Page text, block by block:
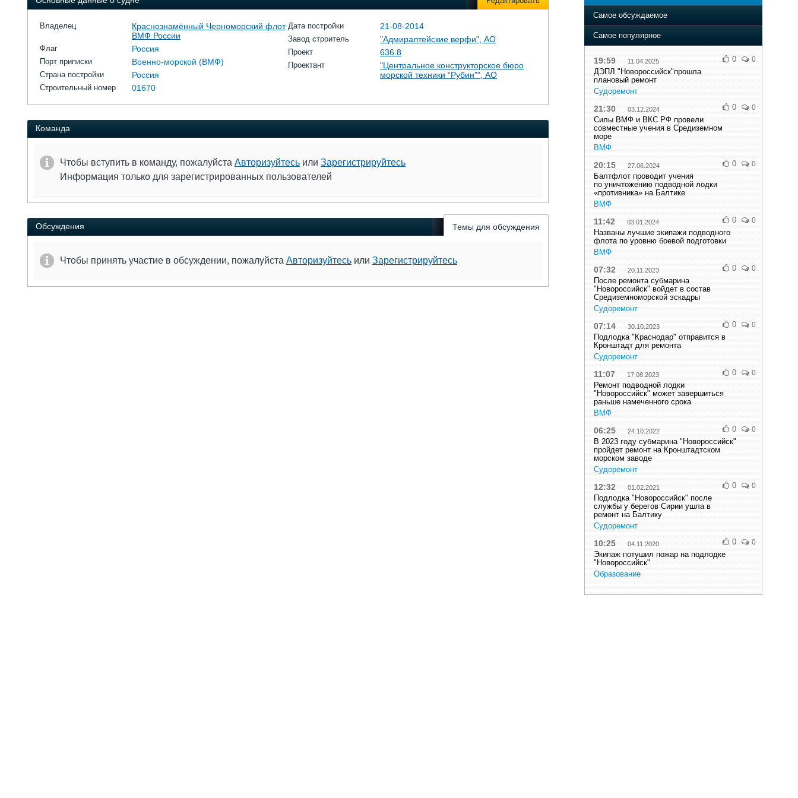
Владелец
Краснознамённый Черноморский флот
ВМФ России
Флаг Россия
Порт приписки Военно-морской (ВМФ)
Страна постройки Россия
Строительный номер 01670
Дата постройки 21-08-2014
Завод строитель "Адмиралтейские верфи", АО
Проект 636.8
Проектант
"Центральное конструкторское бюро
морской техники “Рубин”", АО
Команда
Чтобы вступить в команду, пожалуйста Авторизуйтесь или Зарегистрируйтесь
Информация только для зарегистрированных пользователей
Обсуждения Темы для обсуждения
Чтобы принять участие в обсуждении, пожалуйста Авторизуйтесь или Зарегистрируйтесь
Самое обсуждаемое
Самое популярное
19:59 11.04.2025
ДЭПЛ "Новороссийск"прошла
плановый ремонт
Судоремонт
0 0
21:30 03.12.2024
Силы ВМФ и ВКС РФ провели
совместные учения в Средиземном
море
ВМФ
0 0
20:15 27.06.2024
Балтфлот проводит учения
по уничтожению подводной лодки
«противника» на Балтике
ВМФ
0 0
11:42 03.01.2024
Названы лучшие экипажи подводного
флота по уровню боевой подготовки
ВМФ
0 0
07:32 20.11.2023
После ремонта субмарина
"Новороссийск" войдет в состав
Средиземноморской эскадры
Судоремонт
0 0
07:14 30.10.2023
Подлодка "Краснодар" отправится в
Кронштадт для ремонта
Судоремонт
0 0
11:07 17.08.2023
Ремонт подводной лодки
"Новороссийск" может завершиться
раньше намеченного срока
ВМФ
0 0
06:25 24.10.2022
В 2023 году субмарина "Новороссийск"
пройдет ремонт на Кронштадтском
морском заводе
Судоремонт
0 0
12:32 01.02.2021
Подлодка "Новороссийск" после
службы у берегов Сирии ушла в
ремонт на Балтику
Судоремонт
0 0
10:25 04.11.2020
Экипаж потушил пожар на подлодке
"Новороссийск"
Образование
0 0